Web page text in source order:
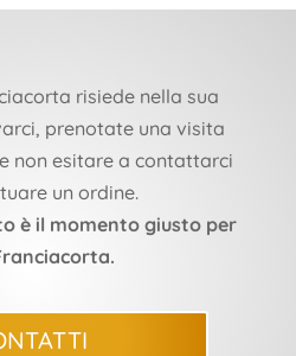
risiede nella sua
prenotate una visita
non esitare a contattarci
un ordine.
è il momento giusto per